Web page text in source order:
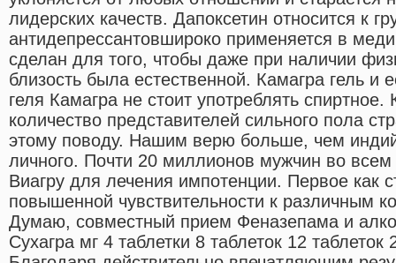
лидерских качеств. Дапоксетин относится к
антидепрессантовшироко применяется в
сделан для того, чтобы даже при наличии
близость была естественной. Камагра гель и
геля Камагра не стоит употреблять
количество представителей сильного пола
этому поводу. Нашим верю больше, чем
личного. Почти 20 миллионов мужчин во
Виагру для лечения импотенции. Первое как
повышенной чувствительности к различным
Думаю, совместный прием Феназепама и
Сухагра мг 4 таблетки 8 таблеток 12 таблеток